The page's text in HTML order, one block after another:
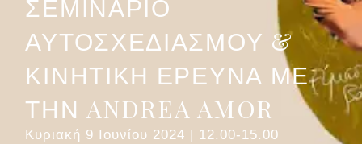
ΣΕΜΙΝΑΡΙΟ
ΑΥΤΟΣΧΕΔΙΑΣΜΟΥ &
ΚΙΝΗΤΙΚΗ ΕΡΕΥΝΑ ΜΕ
ΤΗΝ ANDREA AMOR
Κυριακή 9 Ιουνίου 2024 | 12.00-15.00